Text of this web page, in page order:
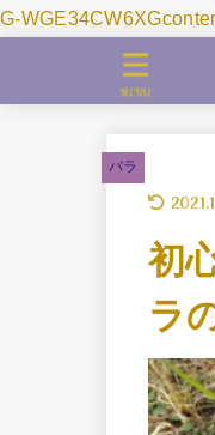
G-
MENU
バラ
初
ラ